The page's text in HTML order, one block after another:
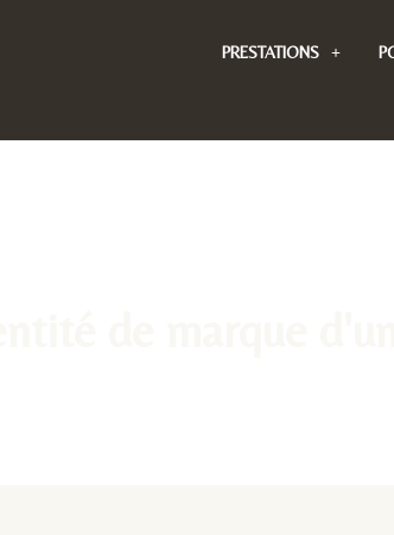
PRESTATIONS